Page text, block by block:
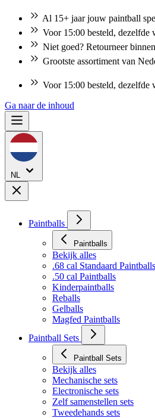
Al 15+ jaar jouw paintball
Voor 15:00 besteld, dezelfde
Niet goed? Retourneer
Grootste assortiment van
Niet goed? Retourneer
Ga naar de inhoud
NL
Paintballs
Paintballs
Bekijk alles
.68 cal Standaard Paintballs
.50 cal Paintballs
Kinderpaintballs
Reballs
Gelballs
Magfed Paintballs
Paintball Sets
Paintball Sets
Bekijk alles
Mechanische sets
Electronische sets
Zelf samenstellen sets
Tweedehands sets